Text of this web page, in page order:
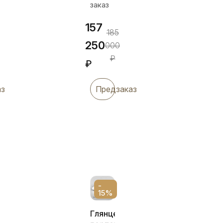
заказ
157
250
₽
185
000
₽
Предзаказ
-
15%
Глянцевый